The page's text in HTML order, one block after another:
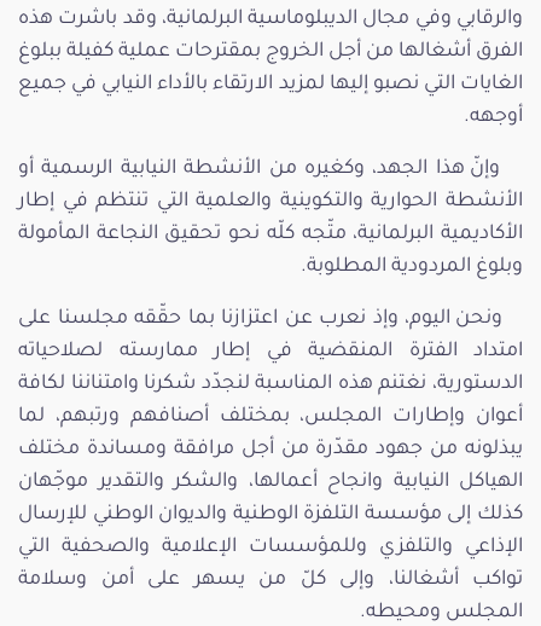
والرقابي وفي مجال الديبلوماسية البرلمانية، وقد باشرت هذه
الفرق أشغالها من أجل الخروج بمقترحات عملية كفيلة ببلوغ
الغايات التي نصبو إليها لمزيد الارتقاء بالأداء النيابي في جميع
أوجهه.
وإنّ هذا الجهد، وكغيره من الأنشطة النيابية الرسمية أو
الأنشطة الحوارية والتكوينية والعلمية التي تنتظم في إطار
الأكاديمية البرلمانية، متّجه كلّه نحو تحقيق النجاعة المأمولة
وبلوغ المردودية المطلوبة.
ونحن اليوم، وإذ نعرب عن اعتزازنا بما حقّقه مجلسنا على
امتداد الفترة المنقضية في إطار ممارسته لصلاحياته
الدستورية، نغتنم هذه المناسبة لنجدّد شكرنا وامتناننا لكافة
أعوان وإطارات المجلس، بمختلف أصنافهم ورتبهم، لما
يبذلونه من جهود مقدّرة من أجل مرافقة ومساندة مختلف
الهياكل النيابية وانجاح أعمالها، والشكر والتقدير موجّهان
كذلك إلى مؤسسة التلفزة الوطنية والديوان الوطني للإرسال
الإذاعي والتلفزي وللمؤسسات الإعلامية والصحفية التي
تواكب أشغالنا، وإلى كلّ من يسهر على أمن وسلامة
المجلس ومحيطه.